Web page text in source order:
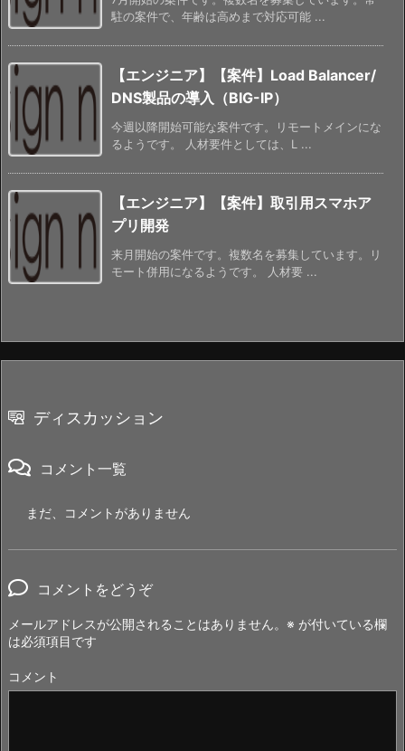
駐の案件で、年齢は高めまで対応可能 ...
【エンジニア】【案件】Load Balancer/
DNS製品の導入（BIG-IP）
今週以降開始可能な案件です。リモートメインにな
るようです。 人材要件としては、L ...
【エンジニア】【案件】取引用スマホア
プリ開発
来月開始の案件です。複数名を募集しています。リ
モート併用になるようです。 人材要 ...
ディスカッション
コメント一覧
まだ、コメントがありません
コメントをどうぞ
メールアドレスが公開されることはありません。 ※ が付いている欄
は必須項目です
コメント